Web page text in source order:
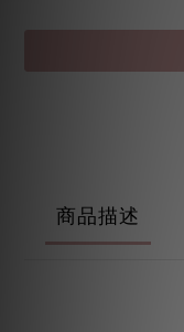
商品描述